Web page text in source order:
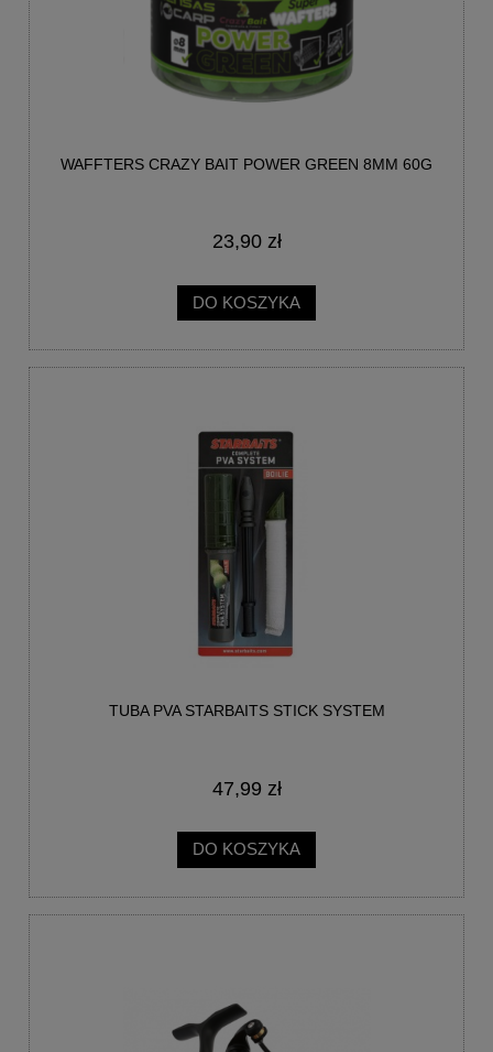
WAFFTERS CRAZY BAIT POWER GREEN 8MM 60G
23,90 zł
DO KOSZYKA
TUBA PVA STARBAITS STICK SYSTEM
47,99 zł
DO KOSZYKA